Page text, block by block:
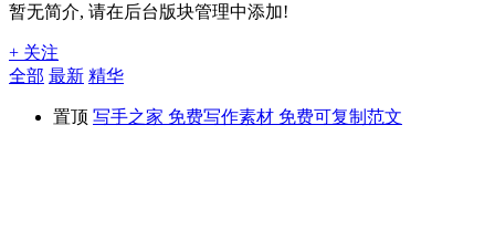
暂无简介, 请在后台版块管理中添加!
+ 关注
全部 最新 精华
置顶 写手之家 免费写作素材 免费可复制范文